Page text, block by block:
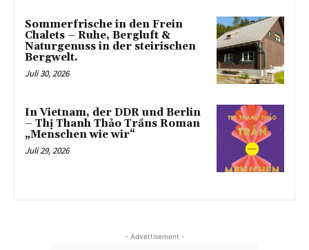
Sommerfrische in den Frein
Chalets – Ruhe, Bergluft &
Naturgenuss in der steirischen
Bergwelt.
Juli 30, 2026
In Vietnam, der DDR und Berlin
– Thị Thanh Thảo Trầns Roman
„Menschen wie wir“
Juli 29, 2026
- Advertisement -